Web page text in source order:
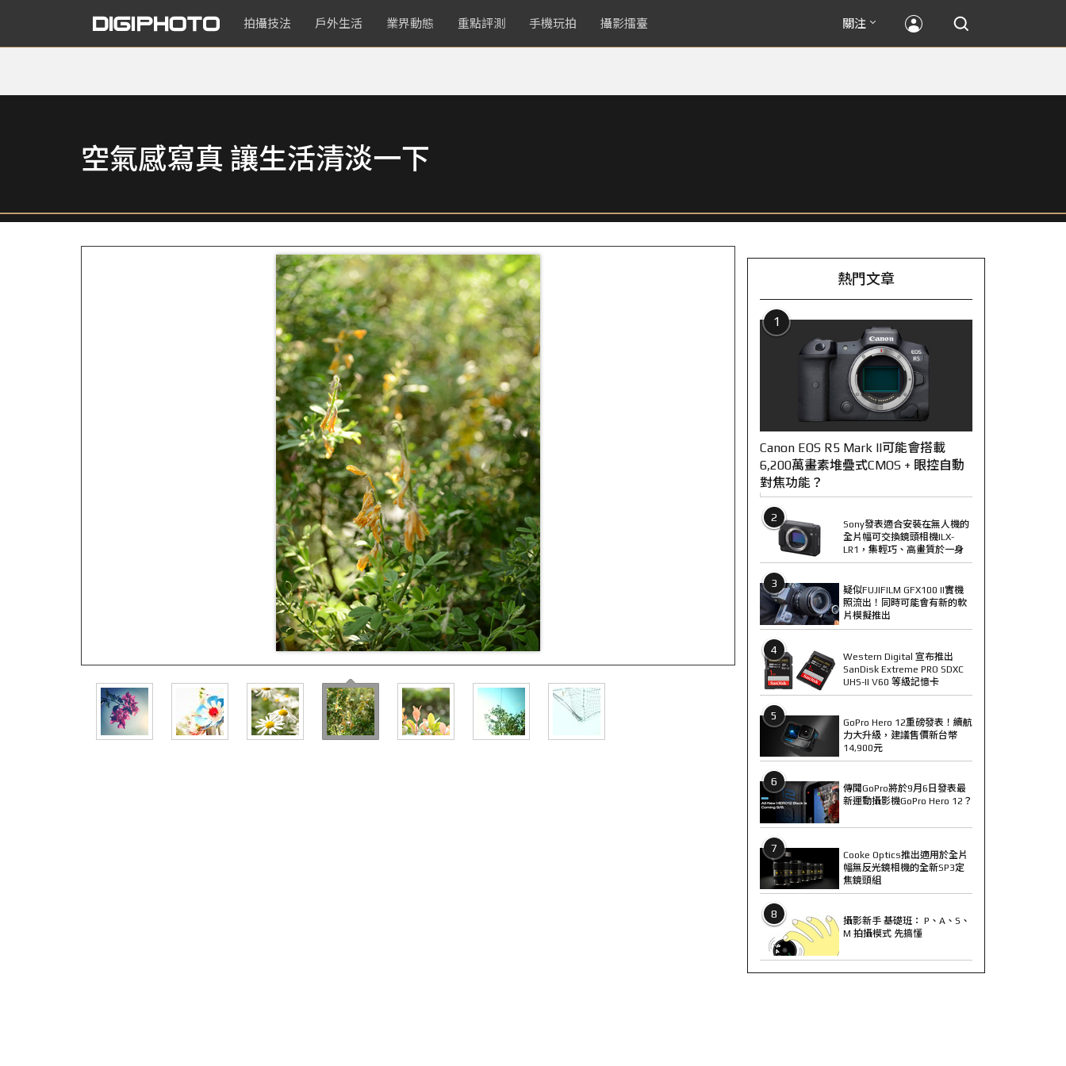
拍攝技法 戶外生活 業界動態 重點評測 手機玩拍 攝影擂臺 關注
空氣感寫真 讓生活清淡一下
熱門文章
1
Canon EOS R5 Mark II可能會搭載
6,200萬畫素堆疊式CMOS + 眼控自動
對焦功能？
2
Sony發表適合安裝在無人機的
全片幅可交換鏡頭相機ILX-
LR1，集輕巧、高畫質於一身
3
疑似FUJIFILM GFX100 II實機
照流出！同時可能會有新的軟
片模擬推出
4
Western Digital 宣布推出
SanDisk Extreme PRO SDXC
UHS-II V60 等級記憶卡
5
GoPro Hero 12重磅發表！續航
力大升級，建議售價新台幣
14,900元
6
傳聞GoPro將於9月6日發表最
新運動攝影機GoPro Hero 12？
7
Cooke Optics推出適用於全片
幅無反光鏡相機的全新SP3定
焦鏡頭組
8
攝影新手 基礎班： P、A、S、
M 拍攝模式 先搞懂